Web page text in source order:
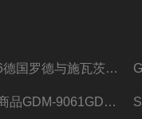
ESL6德国罗德与施瓦茨预认证EMI接收机
特卖商品GDM-9061GDM-9061台式万用表